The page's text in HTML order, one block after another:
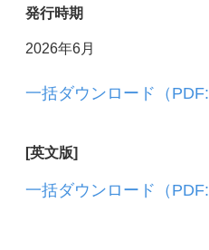
発行時期
2026年6月
一括ダウンロード（
[英文版]
一括ダウンロード（